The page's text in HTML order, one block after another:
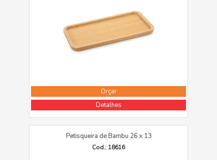
Orçar
Detalhes
Petisqueira de Bambu 26 x 13
Cod.: 18616